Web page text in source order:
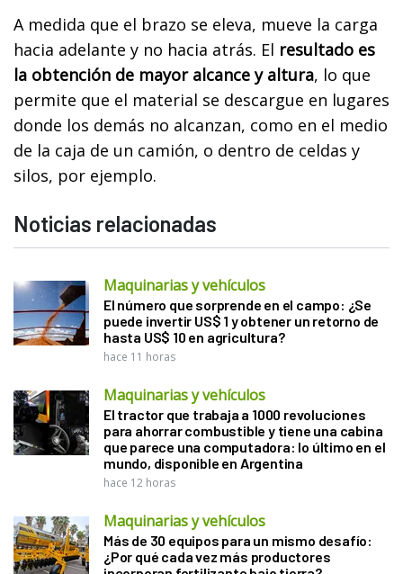
A medida que el brazo se eleva, mueve la carga
hacia adelante y no hacia atrás. El resultado es
la obtención de mayor alcance y altura, lo que
permite que el material se descargue en lugares
donde los demás no alcanzan, como en el medio
de la caja de un camión, o dentro de celdas y
silos, por ejemplo.
Noticias relacionadas
Maquinarias y vehículos
El número que sorprende en el campo: ¿Se
puede invertir US$ 1 y obtener un retorno de
hasta US$ 10 en agricultura?
hace 11 horas
Maquinarias y vehículos
El tractor que trabaja a 1000 revoluciones
para ahorrar combustible y tiene una cabina
que parece una computadora: lo último en el
mundo, disponible en Argentina
hace 12 horas
Maquinarias y vehículos
Más de 30 equipos para un mismo desafío:
¿Por qué cada vez más productores